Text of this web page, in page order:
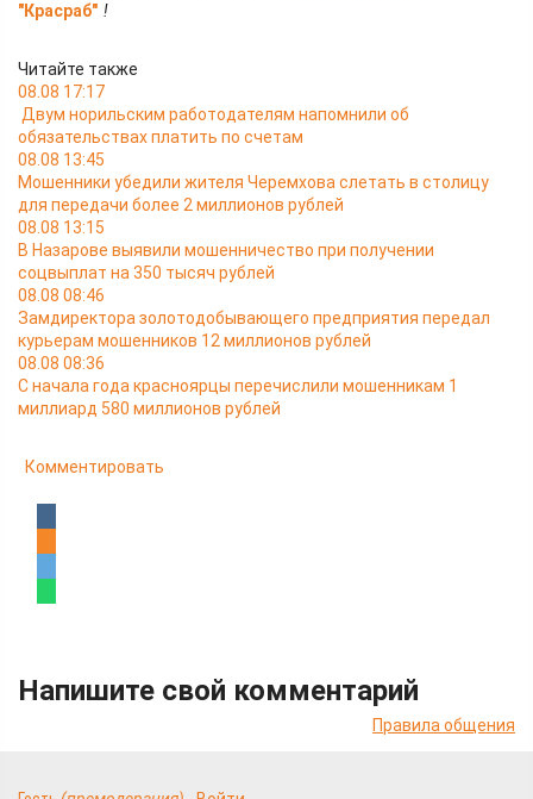
"Красраб" !
Читайте также
08.08 17:17
Двум норильским работодателям напомнили об
обязательствах платить по счетам
08.08 13:45
Мошенники убедили жителя Черемхова слетать в столицу
для передачи более 2 миллионов рублей
08.08 13:15
В Назарове выявили мошенничество при получении
соцвыплат на 350 тысяч рублей
08.08 08:46
Замдиректора золотодобывающего предприятия передал
курьерам мошенников 12 миллионов рублей
08.08 08:36
С начала года красноярцы перечислили мошенникам 1
миллиард 580 миллионов рублей
Комментировать
Напишите свой комментарий
Правила общения